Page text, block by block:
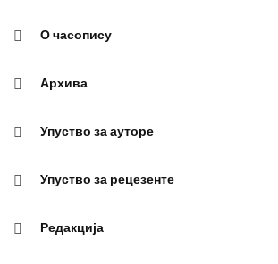
О часопису
Архива
Упуство за ауторе
Упуство за рецезенте
Редакција